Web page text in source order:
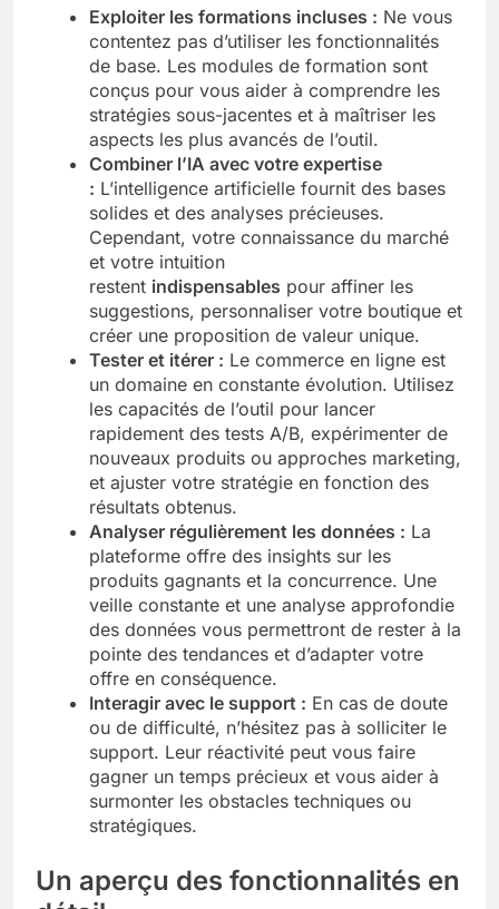
Exploiter les formations incluses : Ne vous
contentez pas d’utiliser les fonctionnalités
de base. Les modules de formation sont
conçus pour vous aider à comprendre les
stratégies sous-jacentes et à maîtriser les
aspects les plus avancés de l’outil.
Combiner l’IA avec votre expertise
: L’intelligence artificielle fournit des bases
solides et des analyses précieuses.
Cependant, votre connaissance du marché
et votre intuition
restent indispensables pour affiner les
suggestions, personnaliser votre boutique et
créer une proposition de valeur unique.
Tester et itérer : Le commerce en ligne est
un domaine en constante évolution. Utilisez
les capacités de l’outil pour lancer
rapidement des tests A/B, expérimenter de
nouveaux produits ou approches marketing,
et ajuster votre stratégie en fonction des
résultats obtenus.
Analyser régulièrement les données : La
plateforme offre des insights sur les
produits gagnants et la concurrence. Une
veille constante et une analyse approfondie
des données vous permettront de rester à la
pointe des tendances et d’adapter votre
offre en conséquence.
Interagir avec le support : En cas de doute
ou de difficulté, n’hésitez pas à solliciter le
support. Leur réactivité peut vous faire
gagner un temps précieux et vous aider à
surmonter les obstacles techniques ou
stratégiques.
Un aperçu des fonctionnalités en